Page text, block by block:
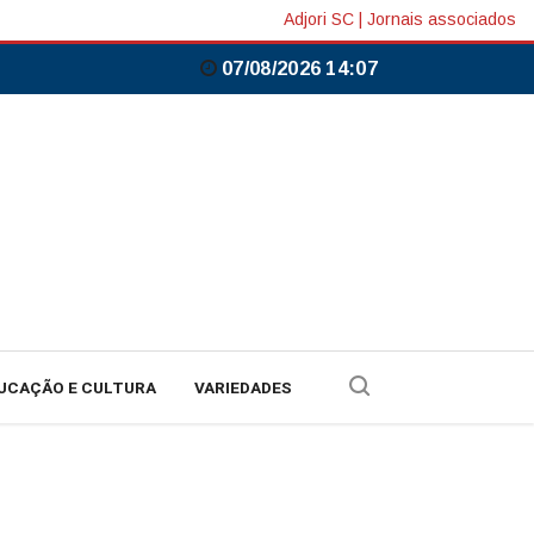
Adjori SC Jornais associados
07/08/2026 14:07
E CULTURA VARIEDADES